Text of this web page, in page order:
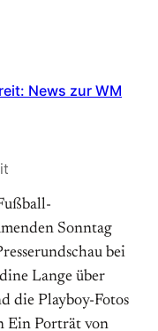
News zur WM
Sonntag
bei
Lange über
die Playboy-Fotos
Ein Porträt von